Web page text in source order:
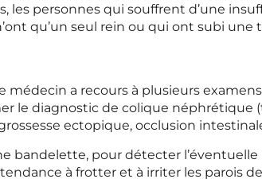
les personnes qui souffrent d’une
qu’un seul rein ou qui ont subi une
a recours à plusieurs
le diagnostic de colique néphrétique
ectopique, occlusion
bandelette, pour détecter
à frotter et à irriter les parois